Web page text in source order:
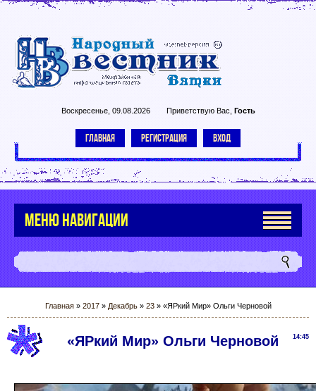
Воскресенье, 09.08.2026 Приветствую Вас Гость
ГЛАВНАЯ РЕГИСТРАЦИЯ ВХОД
МЕНЮ НАВИГАЦИИ
Главная» 2017 » Декабрь » 23» «ЯРкий Мир» Ольги Черновой
14:45
«ЯРкий Мир» Ольги Черновой